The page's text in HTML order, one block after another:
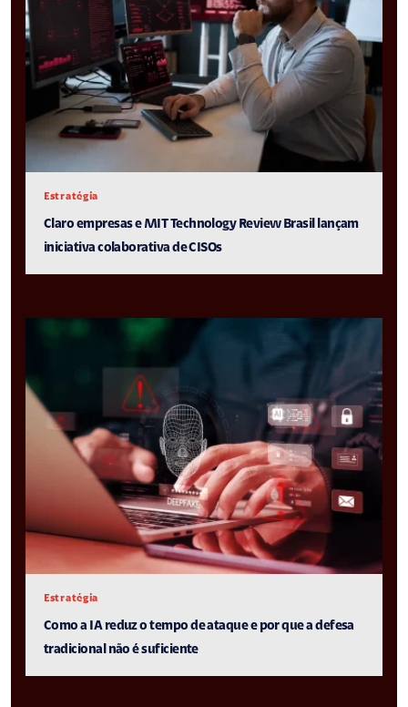
Estratégia
Claro empresas e MIT Technology Review Brasil lançam
iniciativa colaborativa de CISOs
Estratégia
Como a IA reduz o tempo de ataque e por que a defesa
tradicional não é suficiente